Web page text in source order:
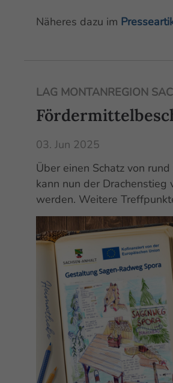
Näheres dazu im
LAG MONTANREGION
03. Jun 2025
Über einen Schatz von
kann nun der
werden. Weitere